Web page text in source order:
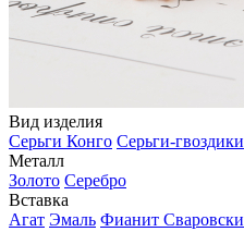
Вид изделия
Серьги Конго Серьги-гвоздики
Металл
Золото Серебро
Вставка
Агат Эмаль Фианит Сваровски